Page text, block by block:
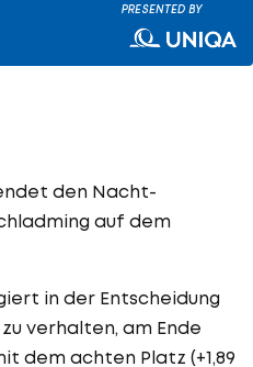
PRESENTED BY
den Nacht-
auf dem
in der Entscheidung
verhalten, am Ende
dem achten Platz (+1,89